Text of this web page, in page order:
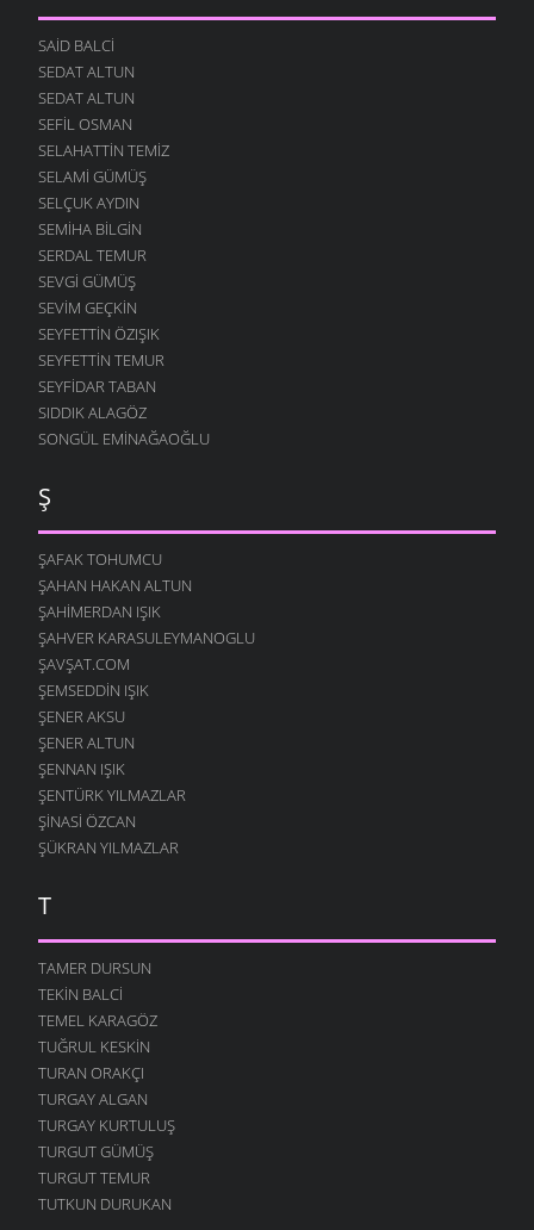
SAID BALCI
SEDAT ALTUN
SEDAT ALTUN
SEFIL OSMAN
SELAHATTIN TEMIZ
SELAMI GÜMÜŞ
SELÇUK AYDIN
SEMIHA BILGIN
SERDAL TEMUR
SEVGI GÜMÜŞ
SEVIM GEÇKIN
SEYFETTIN ÖZIŞIK
SEYFETTIN TEMUR
SEYFIDAR TABAN
SIDDIK ALAGÖZ
SONGÜL EMINAĞAOĞLU
Ş
ŞAFAK TOHUMCU
ŞAHAN HAKAN ALTUN
ŞAHIMERDAN IŞIK
ŞAHVER KARASULEYMANOGLU
ŞAVŞAT.COM
ŞEMSEDDIN IŞIK
ŞENER AKSU
ŞENER ALTUN
ŞENNAN IŞIK
ŞENTÜRK YILMAZLAR
ŞINASI ÖZCAN
ŞÜKRAN YILMAZLAR
T
TAMER DURSUN
TEKIN BALCI
TEMEL KARAGÖZ
TUĞRUL KESKIN
TURAN ORAKÇI
TURGAY ALGAN
TURGAY KURTULUŞ
TURGUT GÜMÜŞ
TURGUT TEMUR
TUTKUN DURUKAN